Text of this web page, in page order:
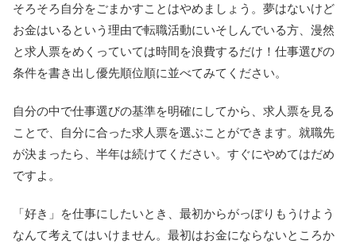
そろそろ自分をごまかすことはやめましょう。夢はないけど
お金はいるという理由で転職活動にいそしんでいる方、漫然
と求人票をめくっていては時間を浪費するだけ！仕事選びの
条件を書き出し優先順位順に並べてみてください。
自分の中で仕事選びの基準を明確にしてから、求人票を見る
ことで、自分に合った求人票を選ぶことができます。就職先
が決まったら、半年は続けてください。すぐにやめてはだめ
ですよ。
「好き」を仕事にしたいとき、最初からがっぽりもうけよう
なんて考えてはいけません。最初はお金にならないところか